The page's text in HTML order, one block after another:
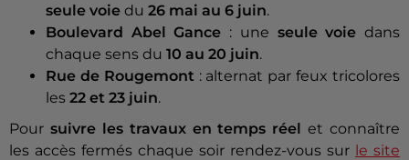
seule voie du 26 mai au 6 juin.
Boulevard Abel Gance : une seule voie dans
chaque sens du 10 au 20 juin.
Rue de Rougemont: alternat par feux tricolores
les 22 et 23 juin.
Pour suivre les travaux en temps réel et connaître
les accès fermés chaque soir rendez-vous sur le site